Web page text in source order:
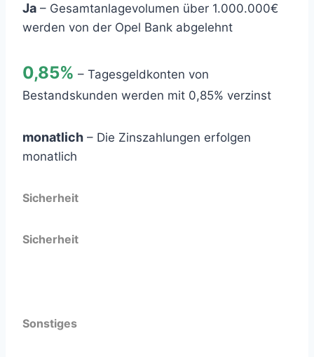
Ja – Gesamtanlagevolumen über 1.000.000€
werden von der Opel Bank abgelehnt
0,85% – Tagesgeldkonten von
Bestandskunden werden mit 0,85% verzinst
monatlich – Die Zinszahlungen erfolgen
monatlich
Sicherheit
Sicherheit
Sonstiges